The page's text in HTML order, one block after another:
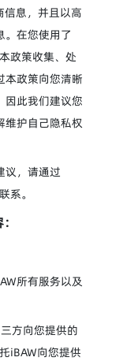
息，并且以高
。在您使用了
政策收集、处
本政策向您清晰
因此我们建议您
维护自己隐私权
议，请通过
系。
所有服务以及
方向您提供的
iBAW向您提供